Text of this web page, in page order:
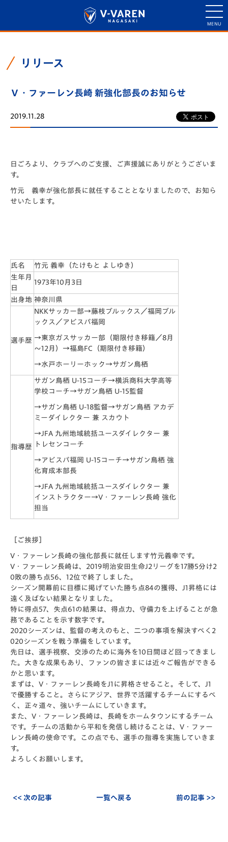
リリース
Ｖ・ファーレン長崎 新強化部長のお知らせ
2019.11.28
日ごろより、クラブへのご支援、ご声援誠にありがとうございま
す。
竹元 義幸が強化部長に就任することとなりましたので、お知ら
せいたします。
氏名
竹元 義幸（たけもと よしゆき）
生年月
日
1973年10月3日
出身地 神奈川県
選手歴
NKKサッカー部→藤枝ブルックス／福岡ブル
ックス／アビスパ福岡
→東京ガスサッカー部（期限付き移籍／8月
～12月）→福島FC（期限付き移籍）
→水戸ホーリーホック→サガン鳥栖
指導歴
サガン鳥栖 U-15コーチ→横浜商科大学高等
学校コーチ→サガン鳥栖 U-15監督
→サガン鳥栖 U-18監督→サガン鳥栖 アカデ
ミーダイレクター 兼 スカウト
→JFA 九州地域統括ユースダイレクター 兼
トレセンコーチ
→アビスパ福岡 U-15コーチ→サガン鳥栖 強
化育成本部長
→JFA 九州地域統括ユースダイレクター 兼
インストラクター→V・ファーレン長崎 強化
担当
［ご挨拶］
V・ファーレン長崎の強化部長に就任します竹元義幸です。
V・ファーレン長崎は、2019明治安田生命J2リーグを17勝5分け2
0敗の勝ち点56、12位で終了しました。
シーズン開幕前に目標に掲げていた勝ち点84の獲得、J1昇格には
遠く及ばない結果となりました。
特に得点57、失点61の結果は、得点力、守備力を上げることが急
務であることを示す数字です。
2020シーズンは、監督の考えのもと、二つの事項を解決すべく2
020シーズンを戦う準備をしています。
先日は、選手視察、交渉のために海外を10日間ほど回ってきまし
た。大きな成果もあり、ファンの皆さまには近々ご報告ができる
かと思います。
まずは、V・ファーレン長崎をJ1に昇格させること。そして、J1
で優勝すること。さらにアジア、世界で活躍するチームにするべ
く、正々道々、強いチームにしていきます。
また、V・ファーレン長崎は、長崎をホームタウンにするチーム
です。チームの活動から平和を発信し続けることは、V・ファー
レン長崎の使命です。この点でも、選手の指導を実施していきま
す。
よろしくお願いします。
<< 次の記事 一覧へ戻る 前の記事 >>